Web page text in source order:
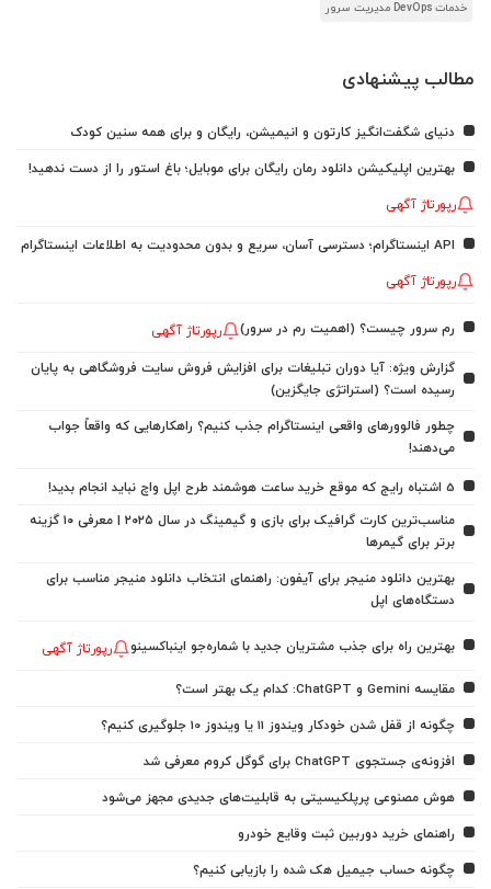
خدمات DevOps مدیریت سرور
مطالب پیشنهادی
دنیای شگفت‌انگیز کارتون و انیمیشن، رایگان و برای همه سنین کودک
بهترین اپلیکیشن دانلود رمان رایگان برای موبایل؛ باغ استور را از دست ندهید!
رپورتاژ آگهی
API اینستاگرام؛ دسترسی آسان، سریع و بدون محدودیت به اطلاعات اینستاگرام
رپورتاژ آگهی
رم سرور چیست؟ (اهمیت رم در سرور) رپورتاژ آگهی
گزارش ویژه: آیا دوران تبلیغات برای افزایش فروش سایت فروشگاهی به پایان
رسیده است؟ (استراتژی جایگزین)
چطور فالوورهای واقعی اینستاگرام جذب کنیم؟ راهکارهایی که واقعاً جواب
می‌دهند!
5 اشتباه رایج که موقع خرید ساعت هوشمند طرح اپل واچ نباید انجام بدید!
مناسب‌ترین کارت گرافیک برای بازی و گیمینگ در سال ۲۰۲۵ | معرفی ۱۰ گزینه
برتر برای گیمرها
بهترین دانلود منیجر برای آیفون: راهنمای انتخاب دانلود منیجر مناسب برای
دستگاه‌های اپل
بهترین راه برای جذب مشتریان جدید با شماره‌جو اینباکسینو رپورتاژ آگهی
مقایسه Gemini و ChatGPT: کدام یک بهتر است؟
چگونه از قفل شدن خودکار ویندوز 11 یا ویندوز 10 جلوگیری کنیم؟
افزونه‌ی جستجوی ChatGPT برای گوگل کروم معرفی شد
هوش مصنوعی پرپلکیسیتی به قابلیت‌های جدیدی مجهز می‌شود
راهنمای خرید دوربین ثبت وقایع خودرو
چگونه حساب جیمیل هک شده را بازیابی کنیم؟